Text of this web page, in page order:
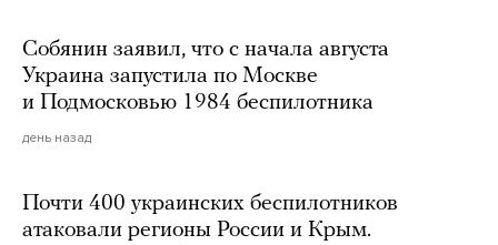
Собянин заявил, что с начала августа
Украина запустила по Москве
и Подмосковью 1984 беспилотника
день назад
Почти 400 украинских беспилотников
атаковали регионы России и Крым.